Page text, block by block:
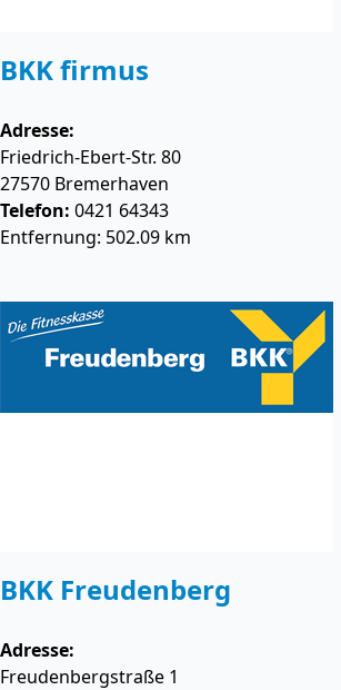
BKK firmus
Adresse:
Friedrich-Ebert-Str. 80
27570 Bremerhaven
Telefon: 0421 64343
Entfernung: 502.09 km
BKK Freudenberg
Adresse:
Freudenbergstraße 1